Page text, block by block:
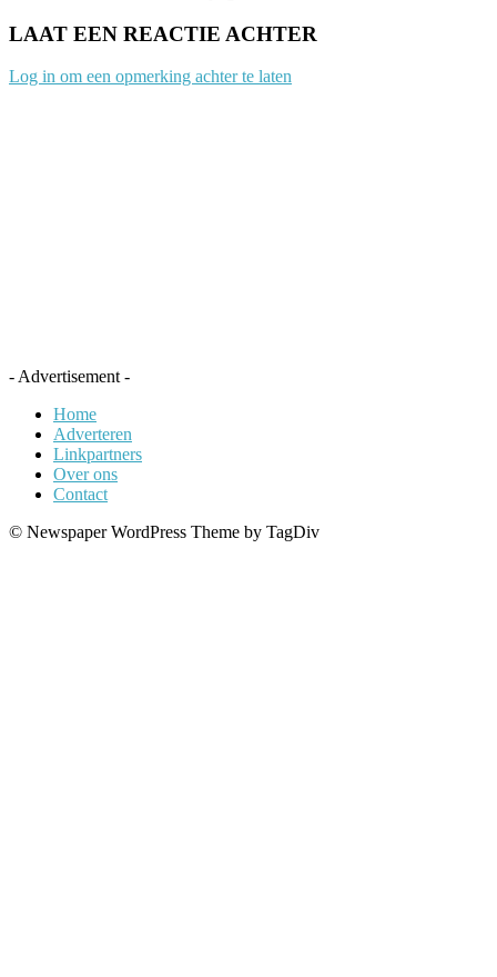
LAAT EEN REACTIE ACHTER
Log in om een opmerking achter te laten
- Advertisement -
Home
Adverteren
Linkpartners
Over ons
Contact
© Newspaper WordPress Theme by TagDiv